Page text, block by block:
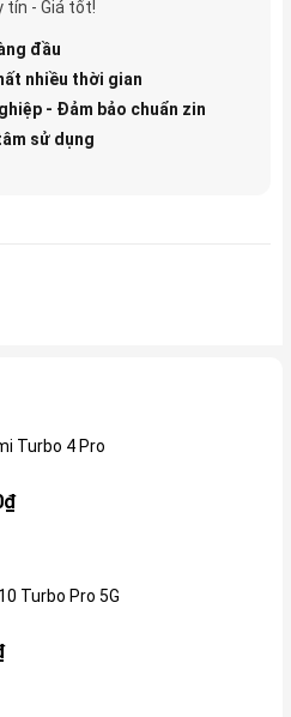
tín - Giá tốt!
đầu
nhiều thời gian
- Đảm bảo chuẩn zin
sử dụng
Turbo 4 Pro
Turbo Pro 5G